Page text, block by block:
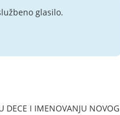
glasilo.
DECE I IMENOVANJU NOVOG